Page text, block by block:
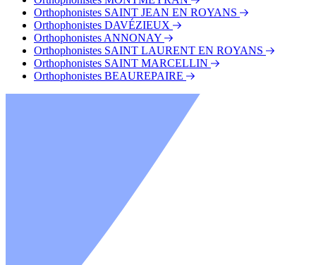
Orthophonistes SAINT JEAN EN ROYANS
Orthophonistes DAVÉZIEUX
Orthophonistes ANNONAY
Orthophonistes SAINT LAURENT EN ROYANS
Orthophonistes SAINT MARCELLIN
Orthophonistes BEAUREPAIRE